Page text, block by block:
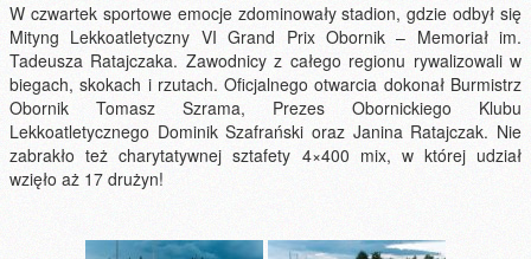
W czwartek sportowe emocje zdominowały stadion, gdzie odbył się
Mityng Lekkoatletyczny VI Grand Prix Obornik – Memoriał im.
Tadeusza Ratajczaka. Zawodnicy z całego regionu rywalizowali w
biegach, skokach i rzutach. Oficjalnego otwarcia dokonał Burmistrz
Obornik Tomasz Szrama, Prezes Obornickiego Klubu
Lekkoatletycznego Dominik Szafrański oraz Janina Ratajczak. Nie
zabrakło też charytatywnej sztafety 4×400 mix, w której udział
wzięło aż 17 drużyn!